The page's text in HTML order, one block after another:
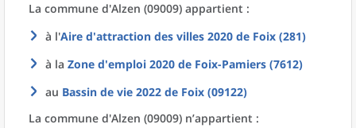
La commune d'Alzen (09009) appartient :
à l'Aire d'attraction des villes 2020 de Foix (281)
à la Zone d'emploi 2020 de Foix-Pamiers (7612)
au Bassin de vie 2022 de Foix (09122)
La commune d'Alzen (09009) n’appartient :